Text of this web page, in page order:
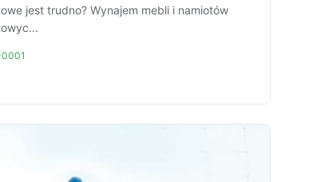
jest trudno? Wynajem mebli i namiotów
0001